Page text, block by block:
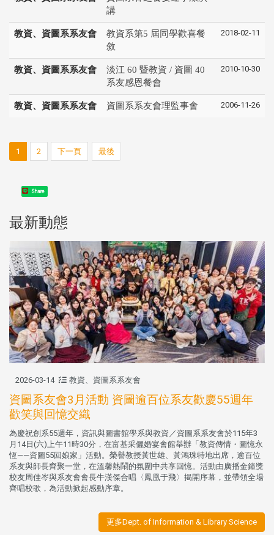
講
教資、資圖系系友會
教資系第5 屆同學歡喜餐
敘
2018-02-11
教資、資圖系系友會
淡江 60 暨教資 / 資圖 40
系友感恩餐會
2010-10-30
教資、資圖系系友會 資圖系系友會理監事會 2006-11-26
1 2 下一頁 最後
Share
最新動態
2026-03-14 教資、資圖系系友會
資圖系友會3月活動 資圖逾百位系友歡慶55週年
歡笑與回憶交織
為慶祝創系55週年，資訊與圖書館學系與教資／資圖系系友會於115年3
月14日(六)上午11時30分，在富基采儷婚宴會館舉辦「教資傳情・圖憶永
恆——資圖55回娘家」活動。榮譽教授黃世雄、黃鴻珠特地出席，逾百位
系友與師長齊聚一堂，在溫馨熱鬧的氛圍中共享回憶。活動由廣播金鐘獎
校友周佳岑與系友會會長牛漢傑合唱〈鳳凰于飛〉揭開序幕，並帶領全場
齊唱校歌，為活動掀起感動序章。
更多Dept. of Information & Library Science